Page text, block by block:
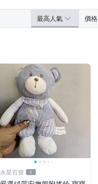
最高人氣 價格
水星百貨 1